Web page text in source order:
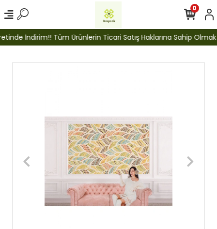
İndirim!! Tüm Ürünlerin Ticari Satış Haklarına Sahip Olmak
0